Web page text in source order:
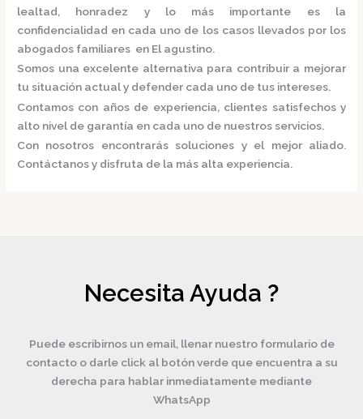
lealtad, honradez y lo más importante es la
confidencialidad en cada uno de los casos llevados por los
abogados familiares en El agustino.
Somos una excelente alternativa para contribuir a mejorar
tu situación actual y defender cada uno de tus intereses.
Contamos con años de experiencia, clientes satisfechos y
alto nivel de garantía en cada uno de nuestros servicios.
Con nosotros encontrarás soluciones y el mejor aliado.
Contáctanos y disfruta de la más alta experiencia.
Necesita Ayuda ?
Puede escribirnos un email, llenar nuestro formulario de
contacto o darle click al botón verde que encuentra a su
derecha para hablar inmediatamente mediante
WhatsApp